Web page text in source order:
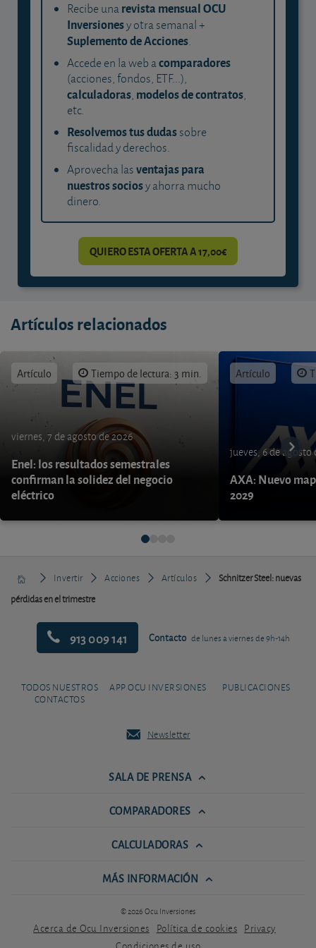
Recibe unarevista mensual OCU
Inversionesy otra semanal +
Suplemento de Acciones.
Accede en la web acomparadores
(acciones, fondos, ETF...),
calculadoras, modelos de contratos,
etc.
Resolvemos tus dudassobre
fiscalidad y derechos.
Aprovecha lasventajas para
nuestros sociosy ahorra mucho
dinero.
QUIERO ESTA OFERTA A 17,00€
Artículos relacionados
Artículo Tiempo de lectura: 3 min.
viernes, 7 de agosto de 2026
Enel: los resultados semestrales
confirman la solidez del negocio
eléctrico
Artículo
jueves, 6 de agosto
AXA: Nuevo
2029
Invertir Acciones Artículos
Schnitzer Steel: nuevas
pérdidas en el trimestre
913 009 141 Contacto de lunes a viernes de 9h-14h
TODOS NUESTROS
CONTACTOS
APP OCU INVERSIONES PUBLICACIONES
Newsletter
SALA DE PRENSA
COMPARADORES
CALCULADORAS
MÁS INFORMACIÓN
© 2026 Ocu Inversiones
Acerca de Ocu Inversiones Política de cookies Privacy